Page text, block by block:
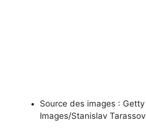
Source des images : Getty
Images/Stanislav Tarassov